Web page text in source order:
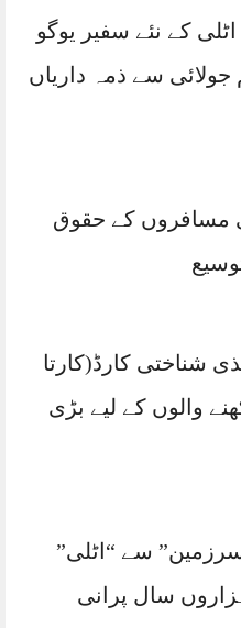
کے نئے سفیر یوگو
جولائی سے ذمہ داریاں
مسافروں کے حقوق
شناختی کارڈ(کارتا
والوں کے لیے بڑی
سے “اٹلی”
سال پرانی